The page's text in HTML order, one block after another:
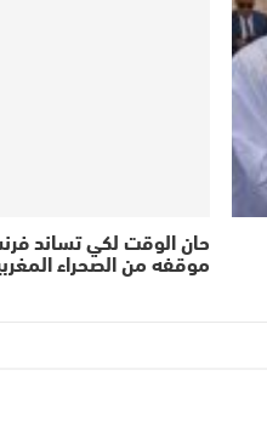
حان الوقت لكي تساند
موقفه من الصحراء